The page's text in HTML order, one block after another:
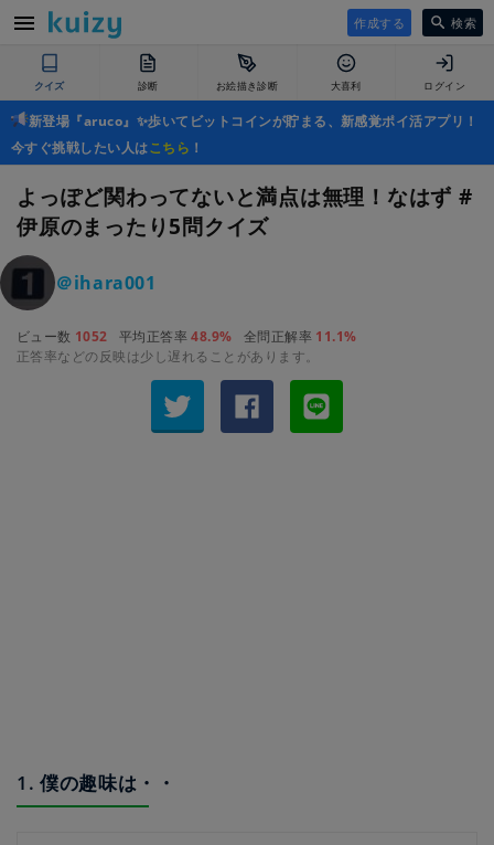
作成する 検索
クイズ 診断 お絵描き診断 大喜利 ログイン
新登場『aruco』✨歩いてビットコインが貯まる、新感覚ポイ活アプリ！
今すぐ挑戦したい人はこちら ！
よっぽど関わってないと満点は無理！なはず #
伊原のまったり5問クイズ
＠ihara001
ビュー数 1052 平均正答率48.9% 全問正解率 11.1%
正答率などの反映は少し遅れることがあります。
1. 僕の趣味は・・